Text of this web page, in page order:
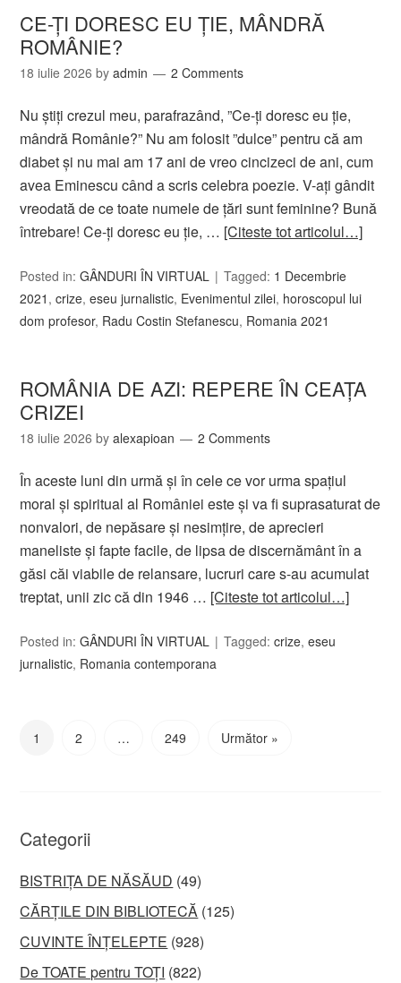
CE-ȚI DORESC EU ȚIE, MÂNDRĂ
ROMÂNIE?
18 iulie 2026 byadmin 2 Comments
Nu știți crezul meu, parafrazând, ”Ce-ți doresc eu ție,
mândră Românie?” Nu am folosit ”dulce” pentru că am
diabet și nu mai am 17 ani de vreo cincizeci de ani, cum
avea Eminescu când a scris celebra poezie. V-ați gândit
vreodată de ce toate numele de țări sunt feminine? Bună
întrebare! Ce-ți doresc eu ție, … [Citeste tot articolul…]
Posted in:GÂNDURI ÎN VIRTUAL Tagged: 1 Decembrie
2021 ,crize,eseu jurnalistic, Evenimentul zilei, horoscopul lui
dom profesor, Radu Costin Stefanescu, Romania 2021
ROMÂNIA DE AZI: REPERE ÎN CEAŢA
CRIZEI
18 iulie 2026 byalexapioan 2 Comments
În aceste luni din urmă şi în cele ce vor urma spaţiul
moral și spiritual al României este şi va fi suprasaturat de
nonvalori, de nepăsare şi nesimţire, de aprecieri
maneliste şi fapte facile, de lipsa de discernământ în a
găsi căi viabile de relansare, lucruri care s-au acumulat
treptat, unii zic că din 1946 … [Citeste tot articolul…]
Posted in:GÂNDURI ÎN VIRTUAL Tagged:crize,eseu
jurnalistic, Romania contemporana
1 2 … 249 Următor »
Categorii
BISTRIȚA DE NĂSĂUD (49)
CĂRȚILE DIN BIBLIOTECĂ (125)
CUVINTE ÎNȚELEPTE (928)
De TOATE pentru TOȚI (822)